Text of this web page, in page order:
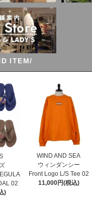
ITEM/
02
)
WIND AND SEA
ウィンダンシー
Front Logo L/S Tee 02
11,000円(税込)